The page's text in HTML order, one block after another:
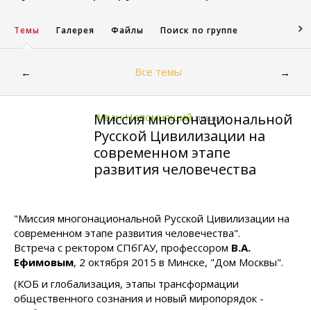
Темы Галерея Файлы Поиск по группе
← Все темы →
Иван Непомнящий пишет:
Миссия многонациональной
Русской Цивилизации на
современном этапе
развития человечества
"Миссия многонациональной Русской Цивилизации на
современном этапе развития человечества".
Встреча с ректором СПбГАУ, профессором В.А.
Ефимовым, 2 октября 2015 в Минске, "Дом Москвы".
(КОБ и глобализация, этапы трансформации
общественного сознания и новый миропорядок -